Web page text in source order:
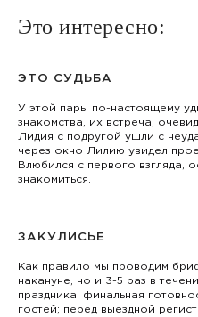
Это интересно:
ЭТО СУДЬБА
У этой пары по-настоящему
знакомства, их встреча,
Лидия с подругой ушли с
через окно Лилию увидел
Влюбился с первого взгляда,
знакомиться.
ЗАКУЛИСЬЕ
Как правило мы проводим
накануне, но и 3-5 раз в
праздника: финальная
гостей; перед выездной